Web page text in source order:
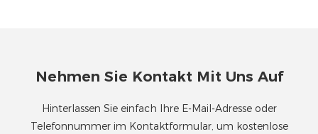
Nehmen Sie Kontakt Mit Uns Auf
Hinterlassen Sie einfach Ihre E-Mail-Adresse oder
Telefonnummer im Kontaktformular, um kostenlose